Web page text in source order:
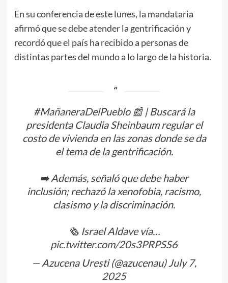
En su conferencia de este lunes, la mandataria
afirmó que se debe atender la gentrificación y
recordó que el país ha recibido a personas de
distintas partes del mundo a lo largo de la historia.
#MañaneraDelPueblo📰 | Buscará la
presidenta Claudia Sheinbaum regular el
costo de vivienda en las zonas donde se da
el tema de la gentrificación.
➡️ Además, señaló que debe haber
inclusión; rechazó la xenofobia, racismo,
clasismo y la discriminación.
🗞️ Israel Aldave vía…
pic.twitter.com/20s3PRPSS6
— Azucena Uresti (@azucenau)July 7,
2025